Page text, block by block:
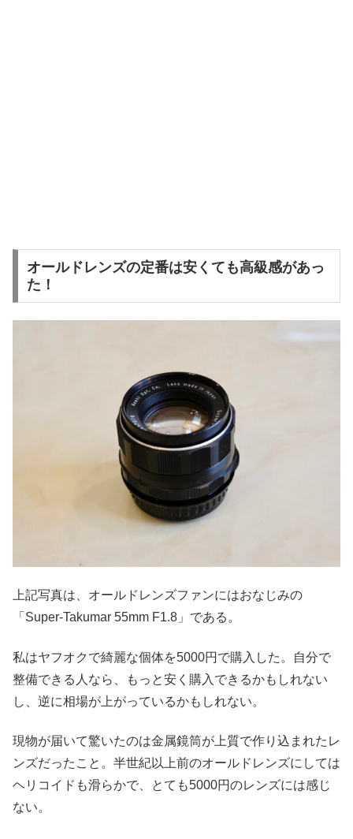
オールドレンズの定番は安くても高級感があっ
た！
上記写真は、オールドレンズファンにはおなじみの
「Super-Takumar 55mm F1.8」である。
私はヤフオクで綺麗な個体を5000円で購入した。自分で
整備できる人なら、もっと安く購入できるかもしれない
し、逆に相場が上がっているかもしれない。
現物が届いて驚いたのは金属鏡筒が上質で作り込まれたレ
ンズだったこと。半世紀以上前のオールドレンズにしては
ヘリコイドも滑らかで、とても5000円のレンズには感じ
ない。